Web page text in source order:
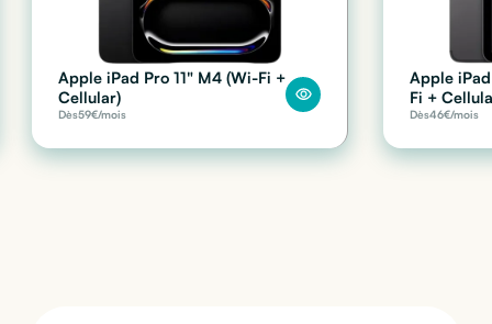
Apple iPad Pro 11" M4 (Wi-Fi +
Cellular)
Dès59€/mois
Apple
Fi +
Dès46€/mois